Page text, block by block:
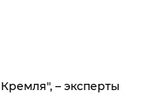
– эксперты